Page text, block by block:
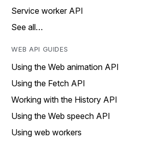
Service worker API
See all…
WEB API GUIDES
Using the Web animation API
Using the Fetch API
Working with the History API
Using the Web speech API
Using web workers